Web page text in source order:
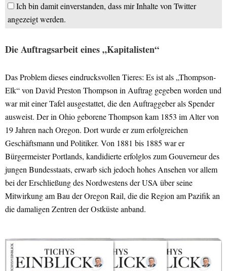
Ich bin damit einverstanden, dass mir Inhalte von Twitter
angezeigt werden.
Die Auftragsarbeit eines „Kapitalisten“
Das Problem dieses eindrucksvollen Tieres: Es ist als „Thompson-
Elk“ von David Preston Thompson in Auftrag gegeben worden und
war mit einer Tafel ausgestattet, die den Auftraggeber als Spender
ausweist. Der in Ohio geborene Thompson kam 1853 im Alter von
19 Jahren nach Oregon. Dort wurde er zum erfolgreichen
Geschäftsmann und Politiker. Von 1881 bis 1885 war er
Bürgermeister Portlands, kandidierte erfolglos zum Gouverneur des
jungen Bundesstaats, erwarb sich jedoch hohes Ansehen vor allem
bei der Erschließung des Nordwestens der USA über seine
Mitwirkung am Bau der Oregon Rail, die die Region am Pazifik an
die damaligen Zentren der Ostküste anband.